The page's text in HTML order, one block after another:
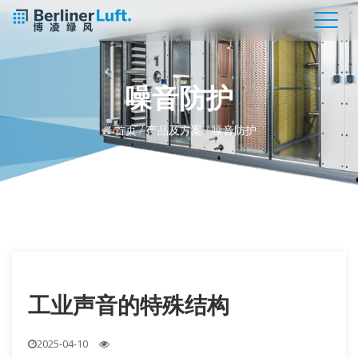
噪音防护
首页/产品及方案/噪音防护
工业声音的特殊结构
2025-04-10